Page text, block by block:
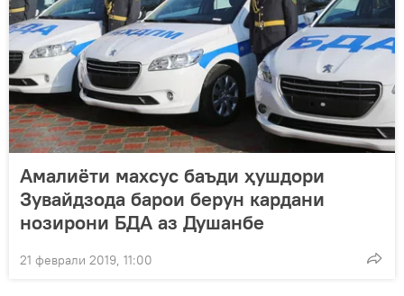
Амалиёти махсус баъди ҳушдори
Зувайдзода барои берун кардани
нозирони БДА аз Душанбе
21 феврали 2019, 11:00